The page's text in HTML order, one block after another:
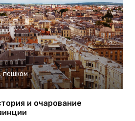
пешком
и очарование